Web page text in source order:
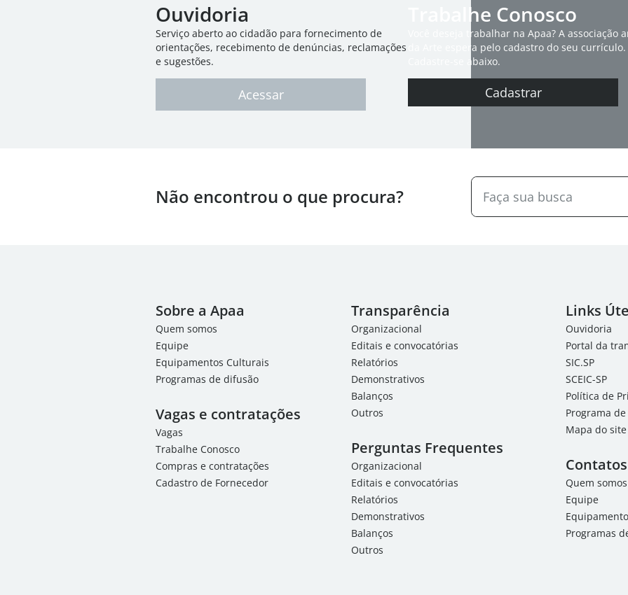
Ouvidoria
Serviço aberto ao cidadão para fornecimento de
orientações, recebimento de denúncias, reclamações
e sugestões.
Acessar
Trabalhe Conosco
Você deseja trabalhar na Apaa? A associação
da Arte espera pelo cadastro do seu currículo.
Cadastre-se abaixo.
Cadastrar
Não encontrou o que procura?
Sobre a Apaa
Quem somos
Equipe
Equipamentos Culturais
Programas de difusão
Vagas e contratações
Vagas
Trabalhe Conosco
Compras e contratações
Cadastro de Fornecedor
Transparência
Organizacional
Editais e convocatórias
Relatórios
Demonstrativos
Balanços
Outros
Perguntas Frequentes
Organizacional
Editais e convocatórias
Relatórios
Demonstrativos
Balanços
Outros
Links
Ouvidoria
Portal da
SIC.SP
SCEIC-SP
Política de
Programa
Mapa do site
Contatos
Quem somos
Equipe
Programas